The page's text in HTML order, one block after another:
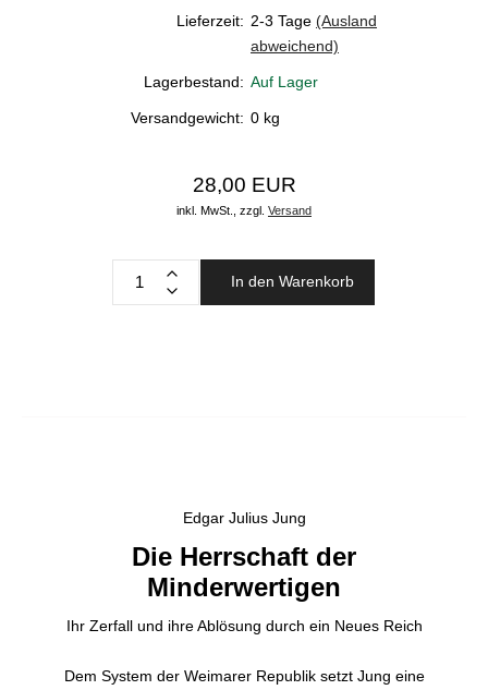
Lieferzeit: 2-3 Tage (Ausland
abweichend)
Lagerbestand: Auf Lager
Versandgewicht: 0 kg
28,00 EUR
inkl. MwSt., zzgl. Versand
In den Warenkorb
Edgar Julius Jung
Die Herrschaft der
Minderwertigen
Ihr Zerfall und ihre Ablösung durch ein Neues Reich
Dem System der Weimarer Republik setzt Jung eine